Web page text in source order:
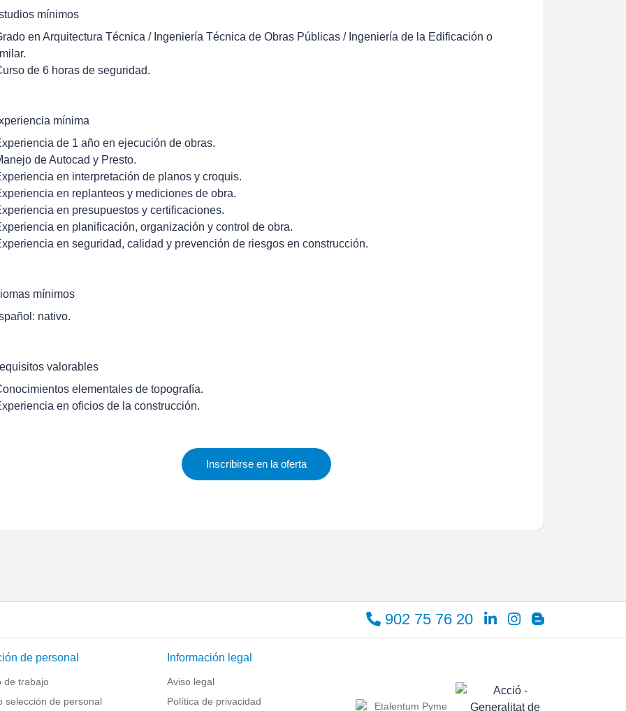
mínimos
en Arquitectura Técnica / Ingeniería Técnica de Obras Públicas / Ingeniería de la Edificación o
de 6 horas de seguridad.
mínima
de 1 año en ejecución de obras.
de Autocad y Presto.
en interpretación de planos y croquis.
en replanteos y mediciones de obra.
en presupuestos y certificaciones.
en planificación, organización y control de obra.
en seguridad, calidad y prevención de riesgos en construcción.
mínimos
nativo.
valorables
elementales de topografía.
en oficios de la construcción.
Inscribirse en la oferta
902 75 76 20
de personal
de trabajo
selección de personal
Información legal
Aviso legal
Política de privacidad